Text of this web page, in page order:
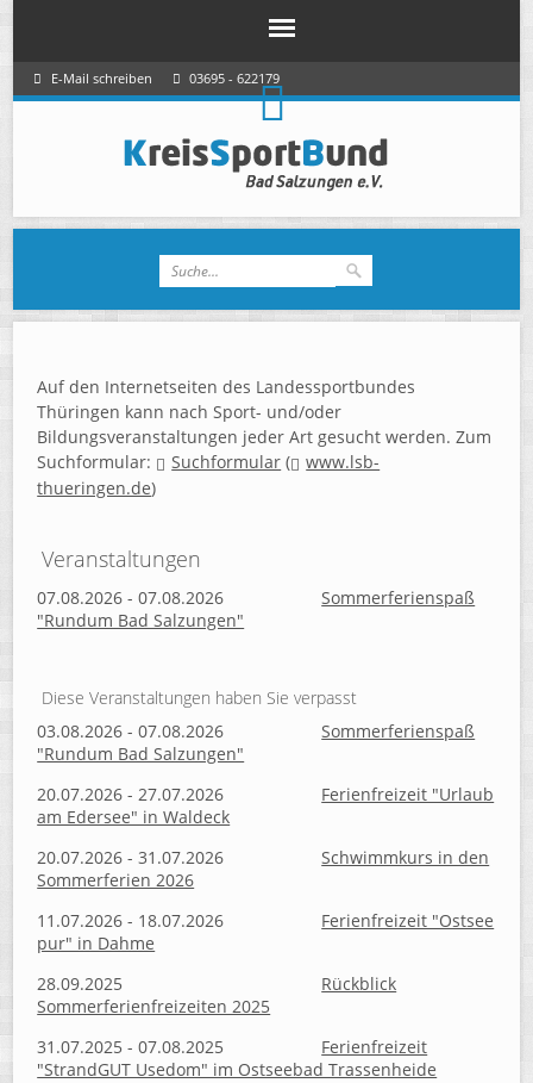
E-Mail schreiben 03695 - 622179
Auf den Internetseiten des Landessportbundes
Thüringen kann nach Sport- und/oder
Bildungsveranstaltungen jeder Art gesucht werden. Zum
Suchformular:
Suchformular (
www.lsb-
thueringen.de)
Veranstaltungen
07.08.2026 - 07.08.2026
Sommerferienspaß
"Rundum Bad Salzungen"
Diese Veranstaltungen haben Sie verpasst
03.08.2026 - 07.08.2026
Sommerferienspaß
"Rundum Bad Salzungen"
20.07.2026 - 27.07.2026
Ferienfreizeit "Urlaub
am Edersee" in Waldeck
20.07.2026 - 31.07.2026
Schwimmkurs in den
Sommerferien 2026
11.07.2026 - 18.07.2026
Ferienfreizeit "Ostsee
pur" in Dahme
28.09.2025
Rückblick
Sommerferienfreizeiten 2025
31.07.2025 - 07.08.2025
Ferienfreizeit
"StrandGUT Usedom" im Ostseebad Trassenheide